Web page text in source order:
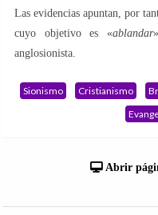
Las evidencias apuntan, por
cuyo objetivo es «ablandar
anglosionista.
Sionismo Cristianismo
Abrir